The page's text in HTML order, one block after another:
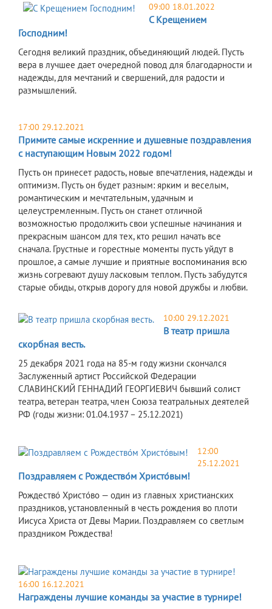
09:00 18.01.2022
С Крещением
Господним!
Сегодня великий праздник, объединяющий людей. Пусть
вера в лучшее дает очередной повод для благодарности и
надежды, для мечтаний и свершений, для радости и
размышлений.
17:00 29.12.2021
Примите самые искренние и душевные поздравления
с наступающим Новым 2022 годом!
Пусть он принесет радость, новые впечатления, надежды и
оптимизм. Пусть он будет разным: ярким и веселым,
романтическим и мечтательным, удачным и
целеустремленным. Пусть он станет отличной
возможностью продолжить свои успешные начинания и
прекрасным шансом для тех, кто решил начать все
сначала. Грустные и горестные моменты пусть уйдут в
прошлое, а самые лучшие и приятные воспоминания всю
жизнь согревают душу ласковым теплом. Пусть забудутся
старые обиды, открыв дорогу для новой дружбы и любви.
10:00 29.12.2021
В театр пришла
скорбная весть.
25 декабря 2021 года на 85-м году жизни скончался
Заслуженный артист Российской Федерации
СЛАВИНСКИЙ ГЕННАДИЙ ГЕОРГИЕВИЧ бывший солист
театра, ветеран театра, член Союза театральных деятелей
РФ (годы жизни: 01.04.1937 – 25.12.2021)
12:00
25.12.2021
Поздравляем с Рождество́м Христо́вым!
Рождество́ Христо́во — один из главных христианских
праздников, установленный в честь рождения во плоти
Иисуса Христа от Девы Марии. Поздравляем со светлым
праздником Рождества!
16:00 16.12.2021
Награждены лучшие команды за участие в турнире!